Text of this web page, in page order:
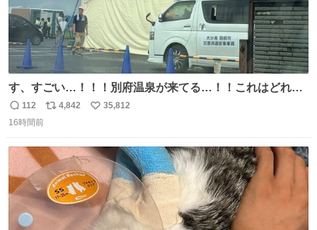
す、すごい…！！！別府温泉が来てる…！！これはどれぐ
らい待つんだろう…
返
信
112
リ
ト
数
4,842
い
数
35,812
16時間前